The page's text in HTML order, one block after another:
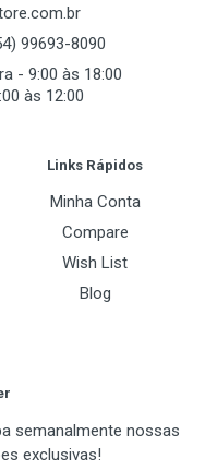
99693-8090
- 9:00 às 18:00
às 12:00
Links Rápidos
Minha Conta
Compare
Wish List
Blog
semanalmente nossas
exclusivas!